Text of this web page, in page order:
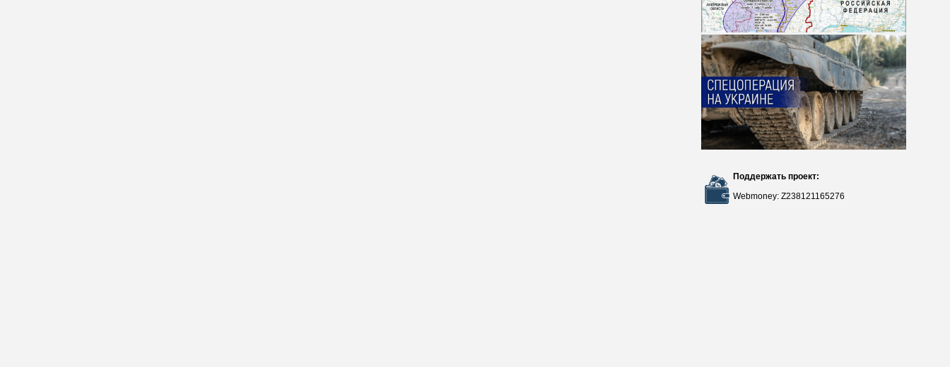
Поддержать проект:
Webmoney: Z238121165276